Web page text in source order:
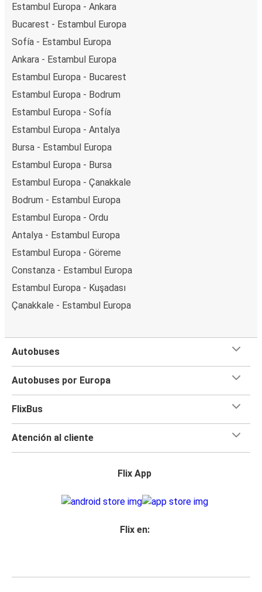
Estambul Europa - Ankara
Bucarest - Estambul Europa
Sofía - Estambul Europa
Ankara - Estambul Europa
Estambul Europa - Bucarest
Estambul Europa - Bodrum
Estambul Europa - Sofía
Estambul Europa - Antalya
Bursa - Estambul Europa
Estambul Europa - Bursa
Estambul Europa - Çanakkale
Bodrum - Estambul Europa
Estambul Europa - Ordu
Antalya - Estambul Europa
Estambul Europa - Göreme
Constanza - Estambul Europa
Estambul Europa - Kuşadası
Çanakkale - Estambul Europa
Autobuses
Autobuses por Europa
FlixBus
Atención al cliente
Flix App
Flix en: